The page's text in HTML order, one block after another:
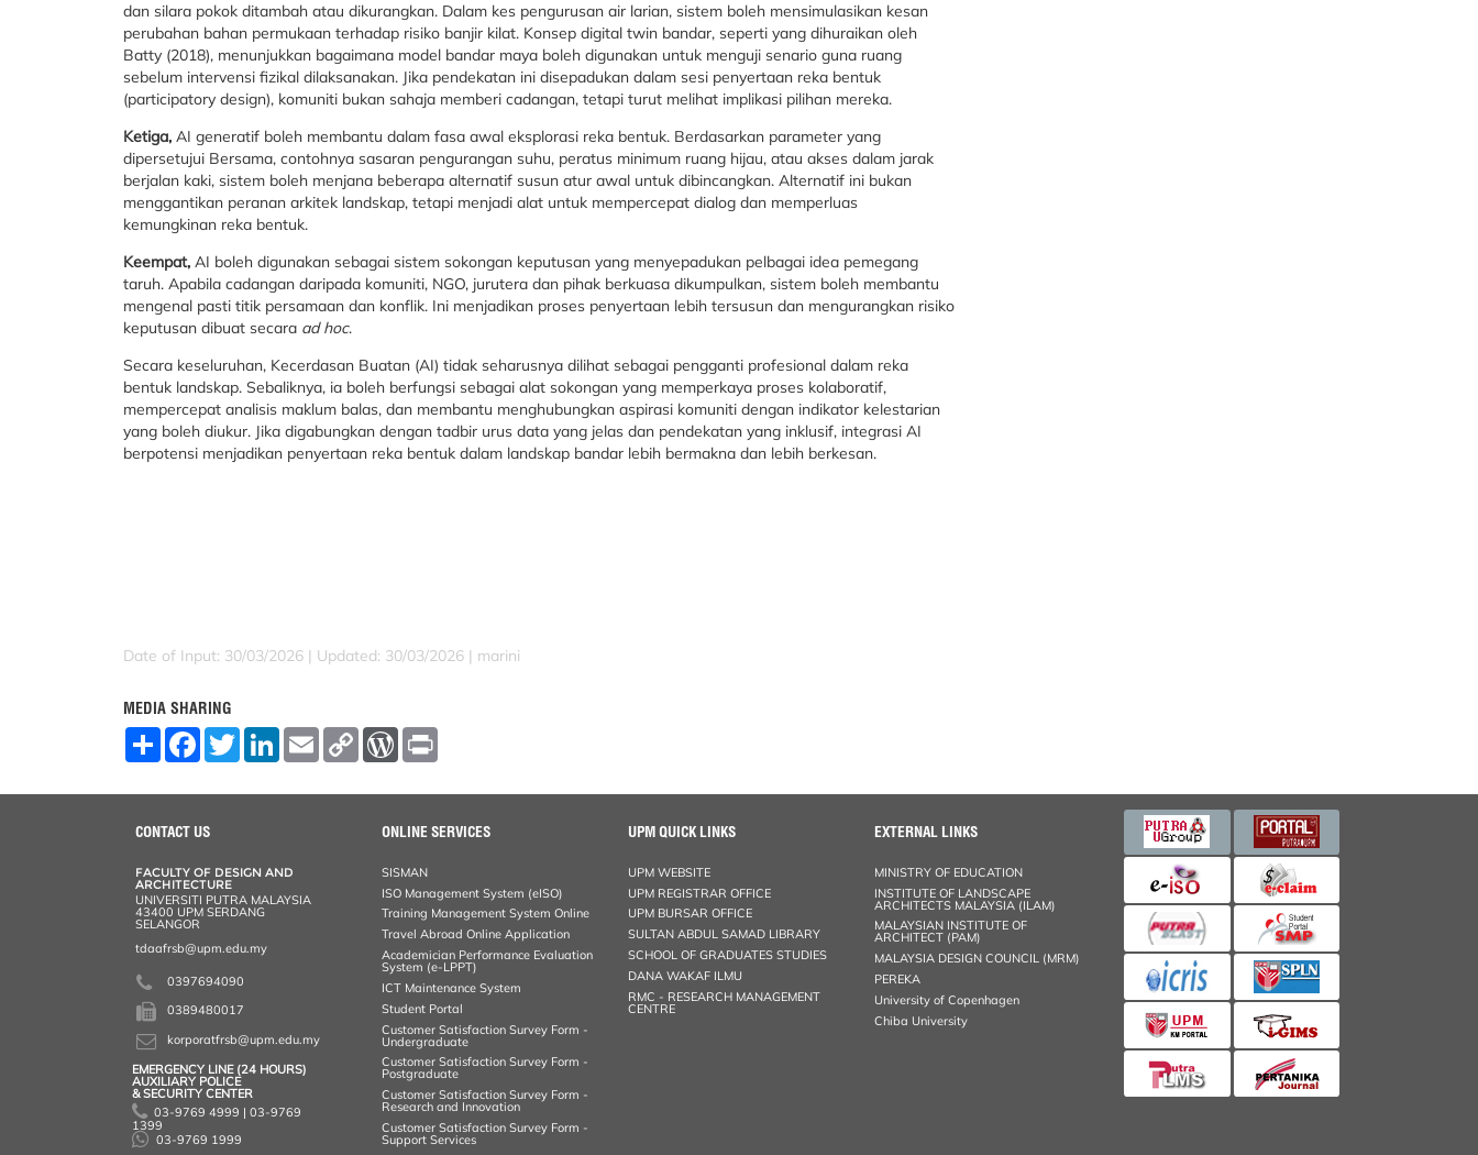
dan silara pokok ditambah atau dikurangkan. Dalam kes pengurusan air larian, sistem boleh mensimulasikan kesan
perubahan bahan permukaan terhadap risiko banjir kilat. Konsep digital twin bandar, seperti yang dihuraikan oleh
Batty (2018), menunjukkan bagaimana model bandar maya boleh digunakan untuk menguji senario guna ruang
sebelum intervensi fizikal dilaksanakan. Jika pendekatan ini disepadukan dalam sesi penyertaan reka bentuk
(participatory design), komuniti bukan sahaja memberi cadangan, tetapi turut melihat implikasi pilihan mereka.
Ketiga, AI generatif boleh membantu dalam fasa awal eksplorasi reka bentuk. Berdasarkan parameter yang
dipersetujui Bersama, contohnya sasaran pengurangan suhu, peratus minimum ruang hijau, atau akses dalam jarak
berjalan kaki, sistem boleh menjana beberapa alternatif susun atur awal untuk dibincangkan. Alternatif ini bukan
menggantikan peranan arkitek landskap, tetapi menjadi alat untuk mempercepat dialog dan memperluas
kemungkinan reka bentuk.
Keempat, AI boleh digunakan sebagai sistem sokongan keputusan yang menyepadukan pelbagai idea pemegang
taruh. Apabila cadangan daripada komuniti, NGO, jurutera dan pihak berkuasa dikumpulkan, sistem boleh membantu
mengenal pasti titik persamaan dan konflik. Ini menjadikan proses penyertaan lebih tersusun dan mengurangkan risiko
keputusan dibuat secara ad hoc.
Secara keseluruhan, Kecerdasan Buatan (AI) tidak seharusnya dilihat sebagai pengganti profesional dalam reka
bentuk landskap. Sebaliknya, ia boleh berfungsi sebagai alat sokongan yang memperkaya proses kolaboratif,
mempercepat analisis maklum balas, dan membantu menghubungkan aspirasi komuniti dengan indikator kelestarian
yang boleh diukur. Jika digabungkan dengan tadbir urus data yang jelas dan pendekatan yang inklusif, integrasi AI
berpotensi menjadikan penyertaan reka bentuk dalam landskap bandar lebih bermakna dan lebih berkesan.
Date of Input: 30/03/2026 | Updated: 30/03/2026 | marini
MEDIA SHARING
S
F
o
o
T
w
L
E
m
C
W
r
e
s
CONTACT US
FACULTY OF DESIGN AND
ARCHITECTURE
UNIVERSITI PUTRA MALAYSIA
43400 UPM SERDANG
SELANGOR
tdaafrsb@upm.edu.my
0397694090
0389480017
korporatfrsb@upm.edu.my
EMERGENCY LINE (24 HOURS)
AUXILIARY POLICE
& SECURITY CENTER
03-9769 4999 | 03-9769
1399
03-9769 1999
ONLINE SERVICES
SISMAN
ISO Management System (eISO)
Training Management System Online
Travel Abroad Online Application
Academician Performance Evaluation
System (e-LPPT)
ICT Maintenance System
Student Portal
Customer Satisfaction Survey Form -
Undergraduate
Customer Satisfaction Survey Form -
Postgraduate
Customer Satisfaction Survey Form -
Research and Innovation
Customer Satisfaction Survey Form -
Support Services
UPM QUICK LINKS
UPM WEBSITE
UPM REGISTRAR OFFICE
UPM BURSAR OFFICE
SULTAN ABDUL SAMAD LIBRARY
SCHOOL OF GRADUATES STUDIES
DANA WAKAF ILMU
RMC - RESEARCH MANAGEMENT
CENTRE
EXTERNAL LINKS
MINISTRY OF EDUCATION
INSTITUTE OF LANDSCAPE
ARCHITECTS MALAYSIA (ILAM)
MALAYSIAN INSTITUTE OF
ARCHITECT (PAM)
MALAYSIA DESIGN COUNCIL (MRM)
PEREKA
University of Copenhagen
Chiba University